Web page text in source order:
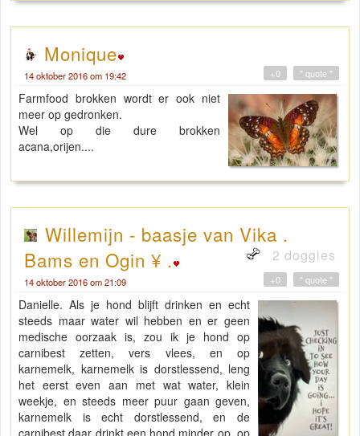
Monique
14 oktober 2016 om 19:42 " quote "
+0
Farmfood brokken wordt er ook niet
meer op gedronken.
Wel op die dure brokken
acana,orijen....
Willemijn - baasje van Vika .
Bams en Ogin ¥ .
2 doggies
14 oktober 2016 om 21:09 " quote "
+0
Danielle. Als je hond blijft drinken en echt
steeds maar water wil hebben en er geen
medische oorzaak is, zou ik je hond op
carnibest zetten, vers vlees, en op
karnemelk, karnemelk is dorstlessend, leng
het eerst even aan met wat water, klein
weekje, en steeds meer puur gaan geven,
karnemelk is echt dorstlessend, en de
carnibest daar drinkt een hond minder op, op